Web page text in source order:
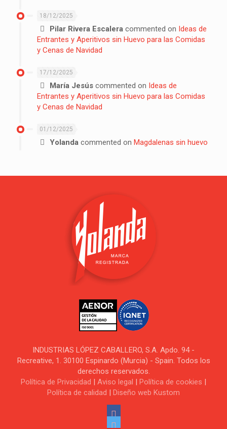
18/12/2025
Pilar Rivera Escalera commented on Ideas de
Entrantes y Aperitivos sin Huevo para las Comidas
y Cenas de Navidad
17/12/2025
María Jesús commented on Ideas de
Entrantes y Aperitivos sin Huevo para las Comidas
y Cenas de Navidad
01/12/2025
Yolanda commented on Magdalenas sin huevo
INDUSTRIAS LÓPEZ CABALLERO, S.A. Apdo. 94 -
Recreative, 1. 30100 Espinardo (Murcia) - Spain. Todos los
derechos reservados.
Política de Privacidad | Aviso legal | Política de cookies |
Política de calidad | Diseño web Kustom